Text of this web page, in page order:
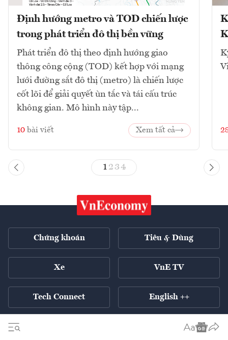
Định hướng metro và TOD chiến lược
trong phát triển đô thị bền vững
Phát triển đô thị theo định hướng giao
thông công cộng (TOD) kết hợp với mạng
lưới đường sắt đô thị (metro) là chiến lược
cốt lõi để giải quyết ùn tắc và tái cấu trúc
không gian. Mô hình này tập...
10 bài viết Xem tất cả
1 23 4
Chứng khoán Tiêu & Dùng
Xe VnE TV
Tech Connect English ++